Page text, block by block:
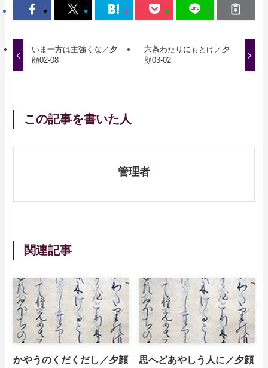
いま一方は主強くな／夕
顔02-08
六条わたりにもとけ／夕
顔03-02
この記事を書いた人
管理者
関連記事
かやうのくだくだし／夕顔
思へどあやしう人に／夕顔